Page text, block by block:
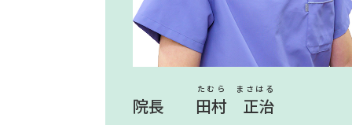
院長 田村 正治
たむら まさはる